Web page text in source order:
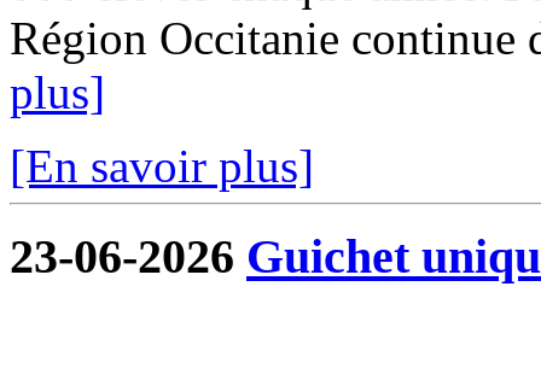
Région Occitanie continue
plus]
[En savoir plus]
23-06-2026 Guichet